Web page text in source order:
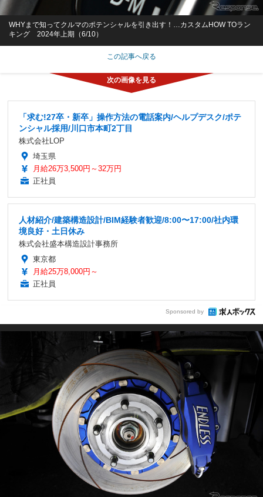
WHYまで知ってクルマのポテンシャルを引き出す！…カスタムHOW TOラン
キング 2024年上期（6/10）
この記事へ戻る
「求む!27卒・新卒」操作方法の電話案内/ヘルプデスク/ポテ
ンシャル採用/川口市本町2丁目
株式会社LOP
埼玉県
月給26万3,500円～32万円
正社員
人材紹介/建築構造設計/BIM経験者歓迎/8:00〜17:00/社内環
境良好・土日休み
株式会社盛本構造設計事務所
東京都
月給25万8,000円～
正社員
Sponsored by